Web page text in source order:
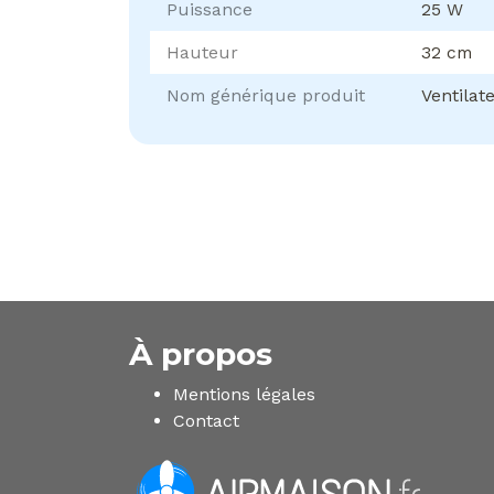
Puissance 25 W
Hauteur 32 cm
Nom générique produit
À propos
Mentions légales
Contact